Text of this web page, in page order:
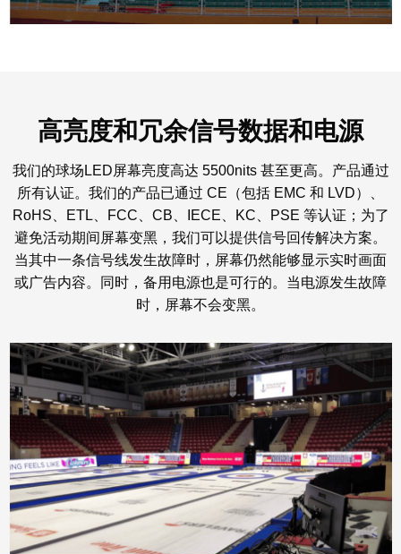
高亮度和冗余信号数据和电源
我们的球场LED屏幕亮度高达 5500nits 甚至更高。产品通过
所有认证。我们的产品已通过 CE（包括 EMC 和 LVD）、
RoHS、ETL、FCC、CB、IECE、KC、PSE 等认证；为了
避免活动期间屏幕变黑，我们可以提供信号回传解决方案。
当其中一条信号线发生故障时，屏幕仍然能够显示实时画面
或广告内容。同时，备用电源也是可行的。当电源发生故障
时，屏幕不会变黑。